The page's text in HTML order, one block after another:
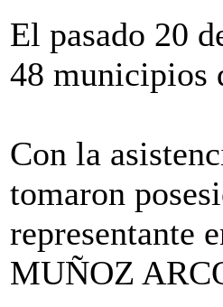
El pasado 20
48 municipios
Con la
tomaron
representante
MUÑOZ